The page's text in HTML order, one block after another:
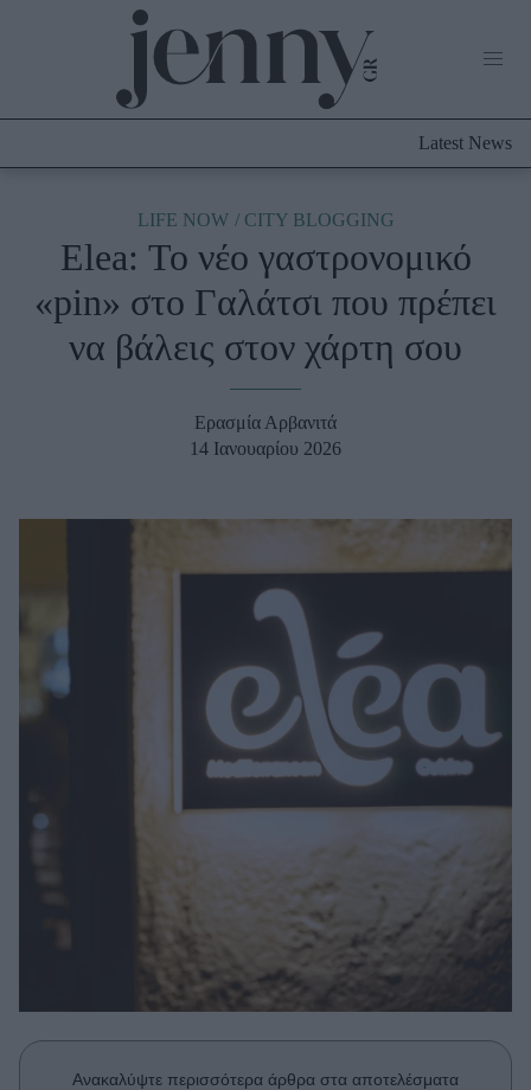
Culture
Fashion
Shopping
Styling Tips
Fashion News
Beauty - Ομορφιά
Μαλλιά - Νύχια
Well being
Ψυχολογία
Υγεία + Διατροφή
Πρόσωπα
Celebrities
Latest News
LIFE NOW CITY BLOGGING
Elea: Το νέο γαστρονομικό
«pin» στο Γαλάτσι που πρέπει
να βάλεις στον χάρτη σου
Ερασμία Αρβανιτά
14 Ιανουαρίου 2026
Ανακαλύψτε περισσότερα άρθρα στα αποτελέσματα